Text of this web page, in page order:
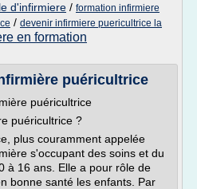
d'infirmiere / formation infirmiere
/ devenir infirmiere puericultrice la
en formation
puéricultrice
puéricultrice
puéricultrice ?
plus couramment appelée
s'occupant des soins et du
à 16 ans. Elle a pour rôle de
bonne santé les enfants. Par